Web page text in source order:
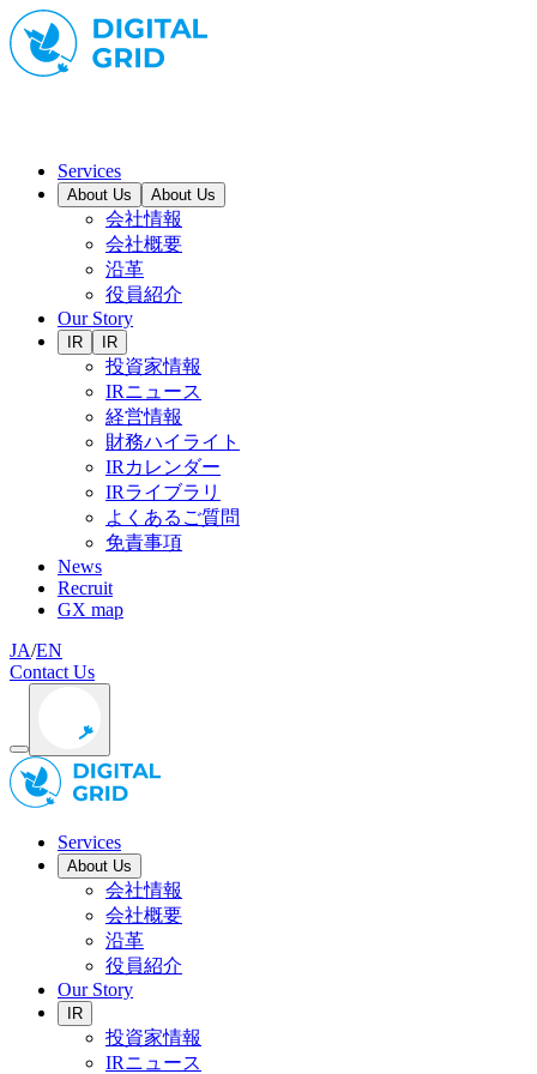
Services
About Us About Us
会社情報
会社概要
沿革
役員紹介
Our Story
IR IR
投資家情報
IRニュース
経営情報
財務ハイライト
IRカレンダー
IRライブラリ
よくあるご質問
免責事項
News
Recruit
GX map
JA/EN
Contact Us
Services
About Us
会社情報
会社概要
沿革
役員紹介
Our Story
IR
投資家情報
IRニュース